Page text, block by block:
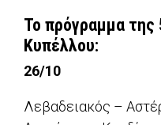
Το πρόγραμμα
Κυπέλλου:
26/10
Λεβαδειακός –